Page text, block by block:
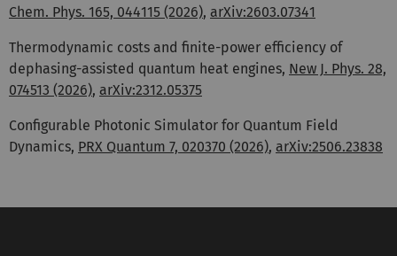
Chem. Phys. 165, 044115 (2026), arXiv:2603.07341
Thermodynamic costs and finite-power efficiency of
dephasing-assisted quantum heat engines, New J. Phys. 28,
074513 (2026), arXiv:2312.05375
Configurable Photonic Simulator for Quantum Field
Dynamics, PRX Quantum 7, 020370 (2026), arXiv:2506.23838